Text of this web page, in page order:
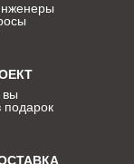
вы
подарок